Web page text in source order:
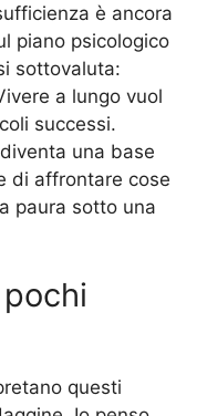
è ancora
piano psicologico
sottovaluta:
a lungo vuol
successi.
una base
di affrontare cose
paura sotto una
questi